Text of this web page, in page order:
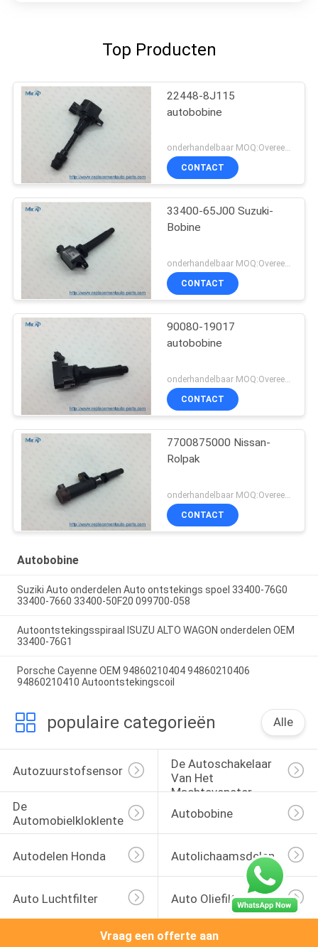
Top Producten
22448-8J115
autobobine
onderhandelbaar MOQ:Overeen te komen
CONTACT
33400-65J00 Suzuki-
Bobine
onderhandelbaar MOQ:Overeen te komen
CONTACT
90080-19017
autobobine
CONTACT
7700875000 Nissan-
Rolpak
CONTACT
Autobobine
Suziki Auto onderdelen Auto ontstekings spoel 33400-76G0
33400-7660 33400-50F20 099700-058
Autoontstekingsspiraal ISUZU ALTO WAGON onderdelen OEM
33400-76G1
Porsche Cayenne OEM 94860210404 94860210406
94860210410 Autoontstekingscoil
populaire categorieën Alle
Autozuurstofsensor
De Autoschakelaar
Van Het
Machtsvenster
De
Automobielkloklente
Autobobine
Autodelen Honda Autolichaamsdelen
Auto Luchtfilter Auto Oliefilters
Vraag een offerte aan